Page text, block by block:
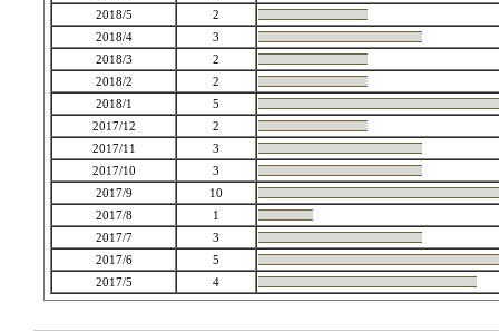
2018/5
2
2018/4
3
2018/3
2
2018/2
2
2018/1
5
2017/12
2
2017/11
3
2017/10
3
2017/9
10
2017/8
1
2017/7
3
2017/6
5
2017/5
4